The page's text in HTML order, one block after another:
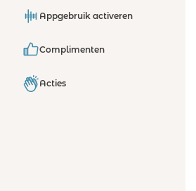
Appgebruik activeren
Complimenten
Acties